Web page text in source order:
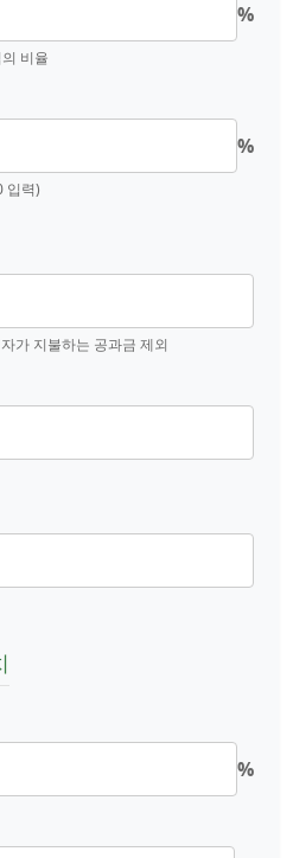
%
비율
%
입력)
가 지불하는 공과금 제외
%